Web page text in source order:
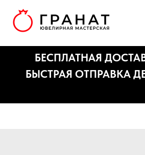
БЫСТРАЯ ОТПРАВКА ДЕНЬ-В-ДЕНЬ